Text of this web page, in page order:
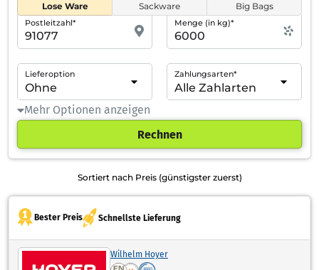
Lose Ware Sackware Big Bags
Postleitzahl* Menge (in kg)*
Lieferoption Zahlungsarten*
Mehr Optionen anzeigen
Rechnen
Sortiert nach Preis (günstigster zuerst)
Bester Preis Schnellste Lieferung
Wilhelm Hoyer